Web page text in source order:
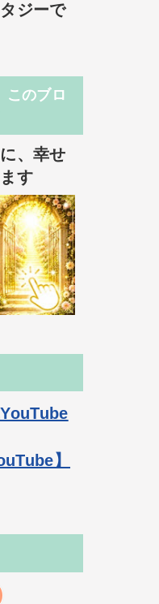
ジーで
このブロ
、幸せ
す
】